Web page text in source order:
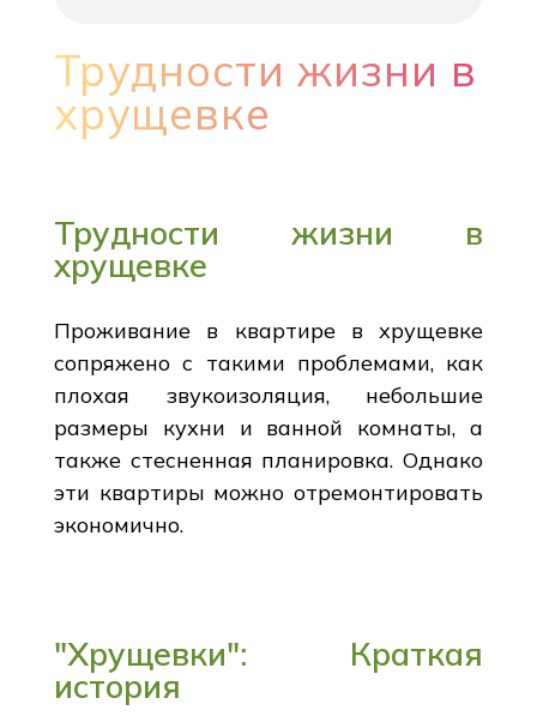
Трудности жизни в
хрущевке
Трудности жизни в
хрущевке
Проживание в квартире в хрущевке
сопряжено с такими проблемами, как
плохая звукоизоляция, небольшие
размеры кухни и ванной комнаты, а
также стесненная планировка. Однако
эти квартиры можно отремонтировать
экономично.
"Хрущевки": Краткая
история